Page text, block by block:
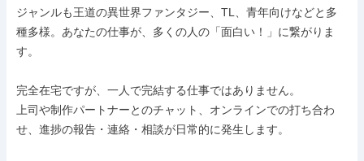
ジャンルも王道の異世界ファンタジー、TL、青年向けなどと多
種多様。あなたの仕事が、多くの人の「面白い！」に繋がりま
す。
完全在宅ですが、一人で完結する仕事ではありません。
上司や制作パートナーとのチャット、オンラインでの打ち合わ
せ、進捗の報告・連絡・相談が日常的に発生します。